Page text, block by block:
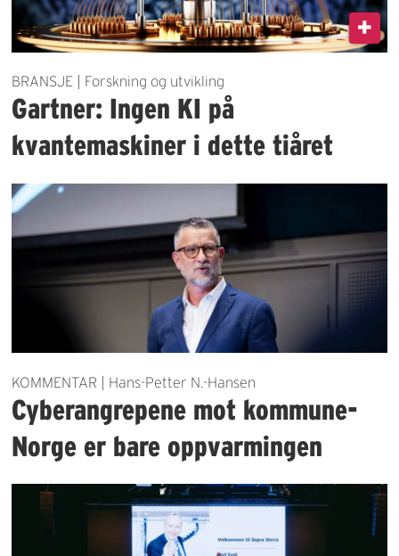
BRANSJE | Forskning og utvikling
Gartner: Ingen KI på
kvantemaskiner i dette tiåret
KOMMENTAR | Hans-Petter N.-Hansen
Cyberangrepene mot kommune-
Norge er bare oppvarmingen